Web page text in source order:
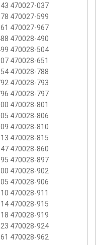
470027-037
470027-599
470027-967
470028-490
470028-504
470028-651
470028-788
470028-793
470028-797
470028-801
470028-806
470028-810
470028-815
470028-860
470028-897
470028-902
470028-906
470028-911
470028-915
470028-919
470028-924
470028-962